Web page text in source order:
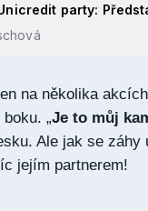
party:
na několika
„Je to můj
Ale jak se záhy
jejím partnerem!